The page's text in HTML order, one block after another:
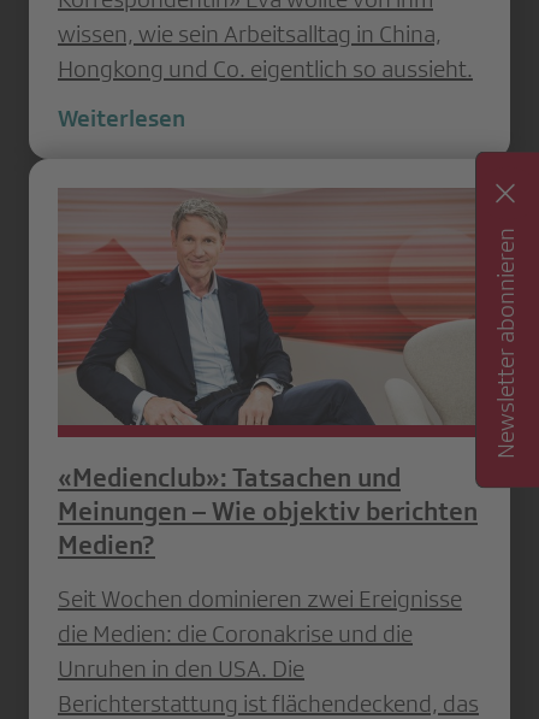
wissen, wie sein Arbeitsalltag in China,
Hongkong und Co. eigentlich so aussieht.
Weiterlesen
«Medienclub»: Tatsachen und
Meinungen – Wie objektiv berichten
Medien?
Seit Wochen dominieren zwei Ereignisse
die Medien: die Coronakrise und die
Unruhen in den USA. Die
Berichterstattung ist flächendeckend, das
Newsletter abonnieren